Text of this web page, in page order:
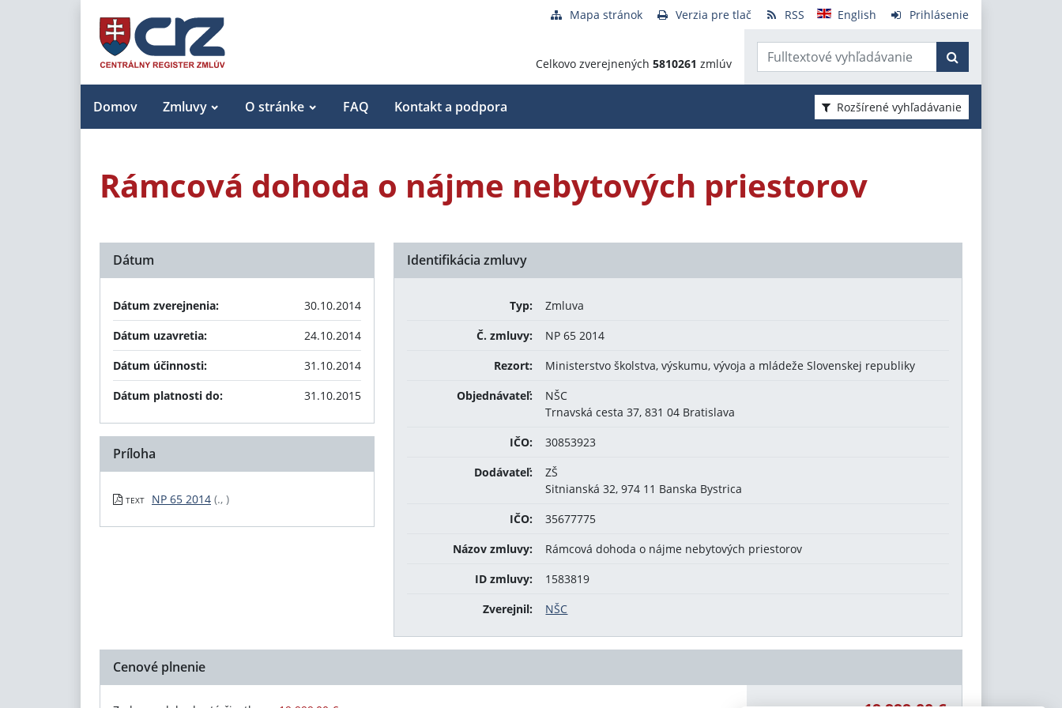
Mapa stránok Verzia pre tlač RSS English Prihlásenie
Celkovo zverejnených 5810261 zmlúv
Domov Zmluvy O stránke FAQ Kontakt a podpora Rozšírené vyhľadávanie
Rámcová dohoda o nájme nebytových priestorov
Identifikácia zmluvy
Typ:
Zmluva
Č. zmluvy:
NP 65 2014
Rezort:
Ministerstvo školstva, výskumu, vývoja a mládeže Slovenskej republiky
Objednávateľ:
NŠC
Trnavská cesta 37, 831 04 Bratislava
IČO:
30853923
Dodávateľ:
ZŠ
Sitnianská 32, 974 11 Banska Bystrica
IČO:
35677775
Názov zmluvy:
Rámcová dohoda o nájme nebytových priestorov
ID zmluvy:
1583819
Zverejnil:
NŠC
Dátum
Dátum zverejnenia:
30.10.2014
Dátum uzavretia:
24.10.2014
Dátum účinnosti:
31.10.2014
Dátum platnosti do:
31.10.2015
Príloha
TEXT NP 65 2014 (., )
Cenové plnenie